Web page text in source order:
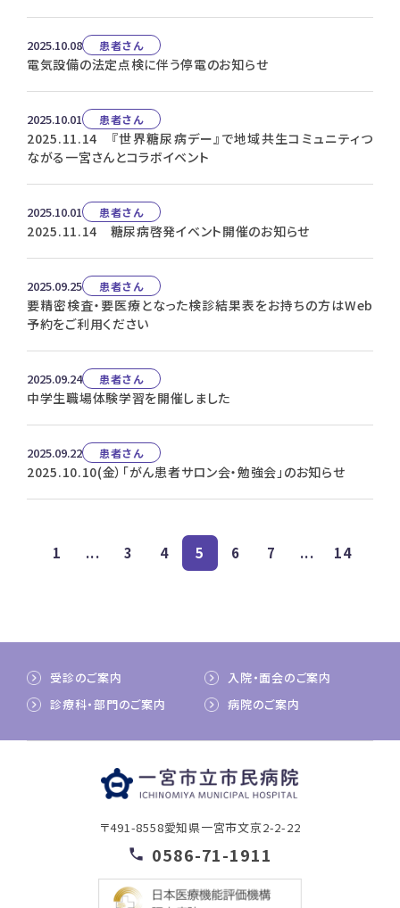
2025.10.08 患者さん
電気設備の法定点検に伴う停電のお知らせ
2025.10.01 患者さん
2025.11.14 『世界糖尿病デー』で地域共生コミュニティつ
ながる一宮さんとコラボイベント
2025.10.01 患者さん
2025.11.14 糖尿病啓発イベント開催のお知らせ
2025.09.25 患者さん
要精密検査・要医療となった検診結果表をお持ちの方はWeb
予約をご利用ください
2025.09.24 患者さん
中学生職場体験学習を開催しました
2025.09.22 患者さん
2025.10.10(金）「がん患者サロン会・勉強会」のお知らせ
1 ... 3 4 5 6 7 ... 14
受診のご案内
入院・面会のご案内
診療科・部門のご案内
病院のご案内
〒491-8558愛知県一宮市文京2-2-22
0586-71-1911